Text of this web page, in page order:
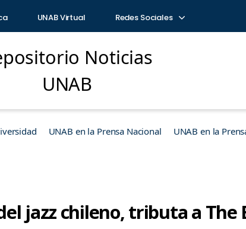
UNAB Virtual Redes Sociales
Noticias
UNAB
UNAB en la Prensa Nacional UNAB en la
jazz chileno, tributa a The